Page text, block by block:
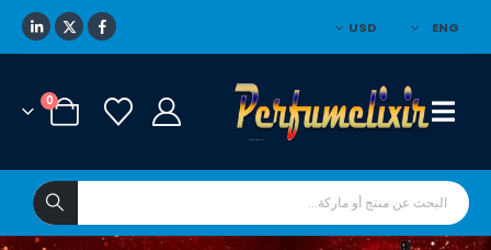
ENG
USD
0